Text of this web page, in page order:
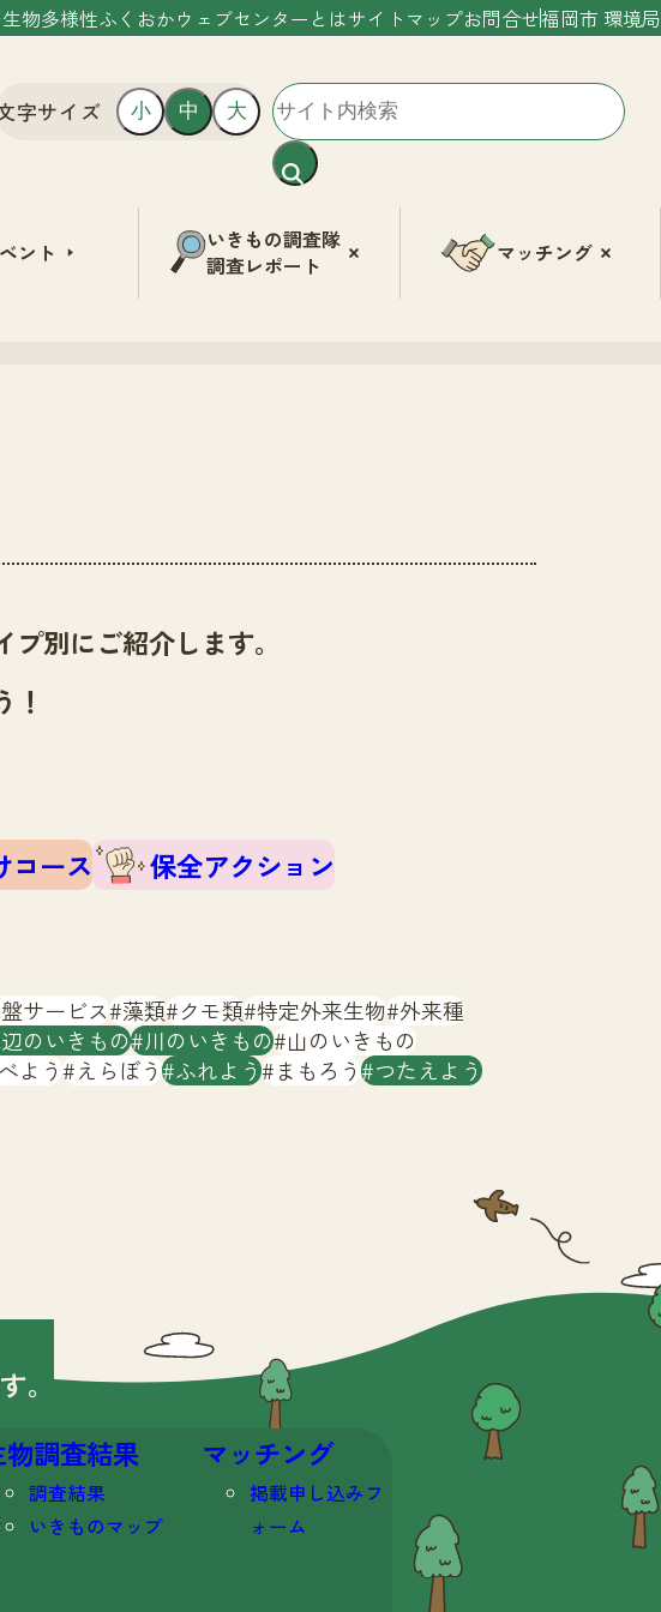
生物多様性ふくおかウェブセンターとはサイトマップお問合せ福岡市 環境局
字サイズ 小 中 大
ント
いきもの調査隊
調査レポート
マッチング
別にご紹介します。
！
コース
保全アクション
サービス 藻類 クモ類 特定外来生物 外来種
のいきもの 川のいきもの 山のいきもの
よう えらぼう ふれよう まもろう つたえよう
。
調査結果
調査結果
いきものマップ
マッチング
掲載申し込みフ
ォーム